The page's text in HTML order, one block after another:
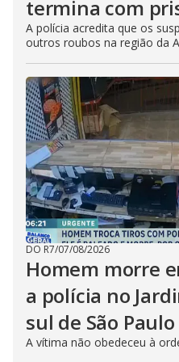
termina com
A polícia acredita que os
outros roubos na região da
DO R7/07/08/2026
Homem morre
a polícia no
sul de São Paulo
A vítima não obedeceu à